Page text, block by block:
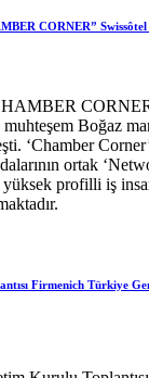
CORNER”
Boğaz
‘Chamber
ortak
profilli iş
Firmenich Türkiye